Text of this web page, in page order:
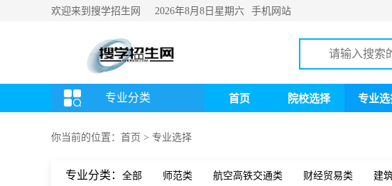
欢迎来到搜学招生网 2026年8月8日 星期六 手机网站
专业分类 首页 院校选择 专业选
你当前的位置： 首页 > 专业选择
专业分类： 全部 师范类 航空高铁交通类 财经贸易类 建